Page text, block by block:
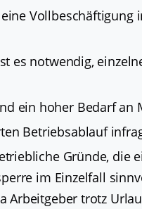
Vollbeschäftigung
es notwendig,
ein hoher Bedarf an
Betriebsablauf
Gründe, die
im Einzelfall
Arbeitgeber trotz